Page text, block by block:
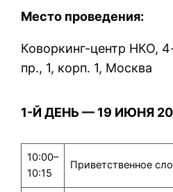
Место проведения:
Коворкинг-центр НКО,
пр., 1, корп. 1, Москва
1-Й ДЕНЬ — 19 ИЮНЯ
10:00–
10:15
Приветственное